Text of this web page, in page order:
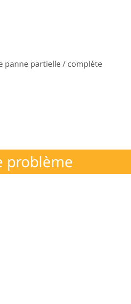
panne partielle / complète
problème